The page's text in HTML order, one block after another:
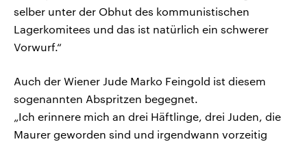
selber unter der Obhut des kommunistischen
Lagerkomitees und das ist natürlich ein schwerer
Vorwurf.“
Auch der Wiener Jude Marko Feingold ist diesem
sogenannten Abspritzen begegnet.
„Ich erinnere mich an drei Häftlinge, drei Juden, die
Maurer geworden sind und irgendwann vorzeitig